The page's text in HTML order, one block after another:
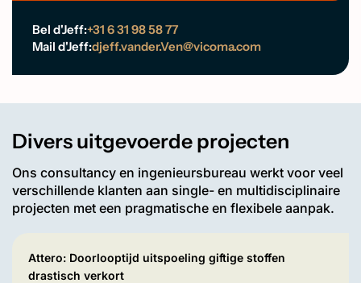
Bel d'Jeff:+31 6 31 98 58 77
Mail d'Jeff:djeff.vander.Ven@vicoma.com
Divers uitgevoerde projecten
Ons consultancy en ingenieursbureau werkt voor veel
verschillende klanten aan single- en multidisciplinaire
projecten met een pragmatische en flexibele aanpak.
Attero: Doorlooptijd uitspoeling giftige stoffen
drastisch verkort